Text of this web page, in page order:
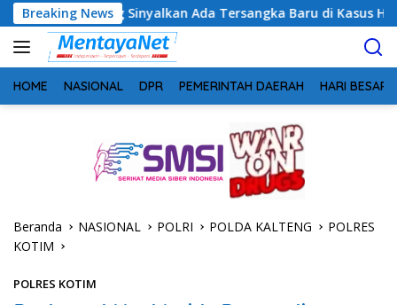
Langsung
ke
konten
Breaking NewsAda Tersangka Baru di Kasus Hibah Rp40 Miliar
HOME NASIONAL DPR PEMERINTAH DAERAH HARI BESAR
Beranda NASIONAL POLRI POLDA KALTENG
POLRES
KOTIM
POLRES KOTIM